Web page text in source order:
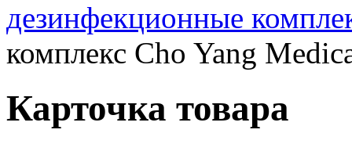
дезинфекционные
комплекс Cho Yang
Карточка товара